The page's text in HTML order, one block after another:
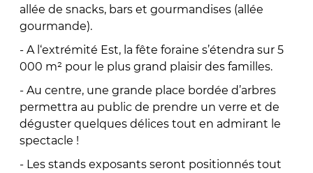
allée de snacks, bars et gourmandises (allée
gourmande).
- A l‘extrémité Est, la fête foraine s’étendra sur 5
000 m² pour le plus grand plaisir des familles.
- Au centre, une grande place bordée d’arbres
permettra au public de prendre un verre et de
déguster quelques délices tout en admirant le
spectacle !
- Les stands exposants seront positionnés tout